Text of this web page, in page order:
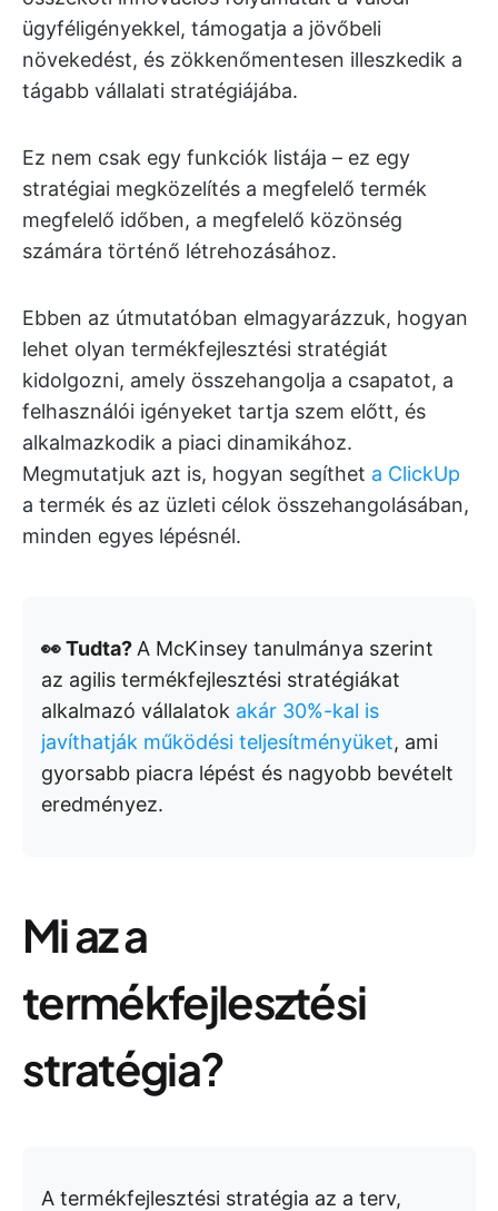
ügyféligényekkel, támogatja a jövőbeli
növekedést, és zökkenőmentesen illeszkedik a
tágabb vállalati stratégiájába.
Ez nem csak egy funkciók listája – ez egy
stratégiai megközelítés a megfelelő termék
megfelelő időben, a megfelelő közönség
számára történő létrehozásához.
Ebben az útmutatóban elmagyarázzuk, hogyan
lehet olyan termékfejlesztési stratégiát
kidolgozni, amely összehangolja a csapatot, a
felhasználói igényeket tartja szem előtt, és
alkalmazkodik a piaci dinamikához.
Megmutatjuk azt is, hogyan segíthet a ClickUp
a termék és az üzleti célok összehangolásában,
minden egyes lépésnél.
👀 Tudta? A McKinsey tanulmánya szerint
az agilis termékfejlesztési stratégiákat
alkalmazó vállalatok akár 30%-kal is
javíthatják működési teljesítményüket, ami
gyorsabb piacra lépést és nagyobb bevételt
eredményez.
Mi az a
termékfejlesztési
stratégia?
A termékfejlesztési stratégia az a terv,